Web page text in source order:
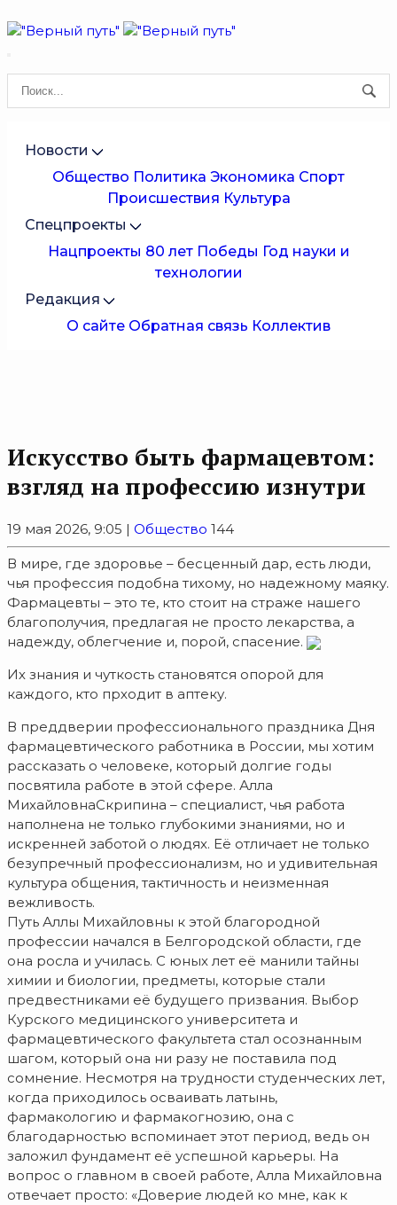
Новости
Общество Политика Экономика Спорт
Происшествия Культура
Спецпроекты
Нацпроекты 80 лет Победы Год науки и
технологии
Редакция
О сайте Обратная связь Коллектив
Искусство быть фармацевтом:
взгляд на профессию изнутри
19 мая 2026, 9:05 | Общество 144
В мире, где здоровье – бесценный дар, есть люди,
чья профессия подобна тихому, но надежному маяку.
Фармацевты – это те, кто стоит на страже нашего
благополучия, предлагая не просто лекарства, а
надежду, облегчение и, порой, спасение.
Их знания и чуткость становятся опорой для
каждого, кто прходит в аптеку.
В преддверии профессионального праздника Дня
фармацевтического работника в России, мы хотим
рассказать о человеке, который долгие годы
посвятила работе в этой сфере. Алла
МихайловнаСкрипина – специалист, чья работа
наполнена не только глубокими знаниями, но и
искренней заботой о людях. Её отличает не только
безупречный профессионализм, но и удивительная
культура общения, тактичность и неизменная
вежливость.
Путь Аллы Михайловны к этой благородной
профессии начался в Белгородской области, где
она росла и училась. С юных лет её манили тайны
химии и биологии, предметы, которые стали
предвестниками её будущего призвания. Выбор
Курского медицинского университета и
фармацевтического факультета стал осознанным
шагом, который она ни разу не поставила под
сомнение. Несмотря на трудности студенческих лет,
когда приходилось осваивать латынь,
фармакологию и фармакогнозию, она с
благодарностью вспоминает этот период, ведь он
заложил фундамент её успешной карьеры. На
вопрос о главном в своей работе, Алла Михайловна
отвечает просто: «Доверие людей ко мне, как к